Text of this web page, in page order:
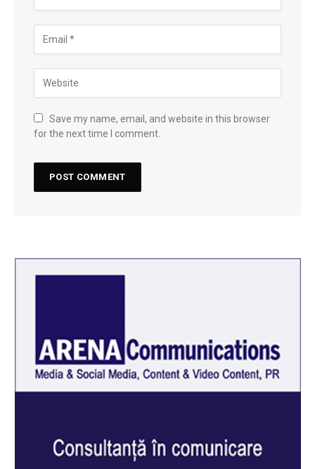
Save my name, email, and website in this browser
for the next time I comment.